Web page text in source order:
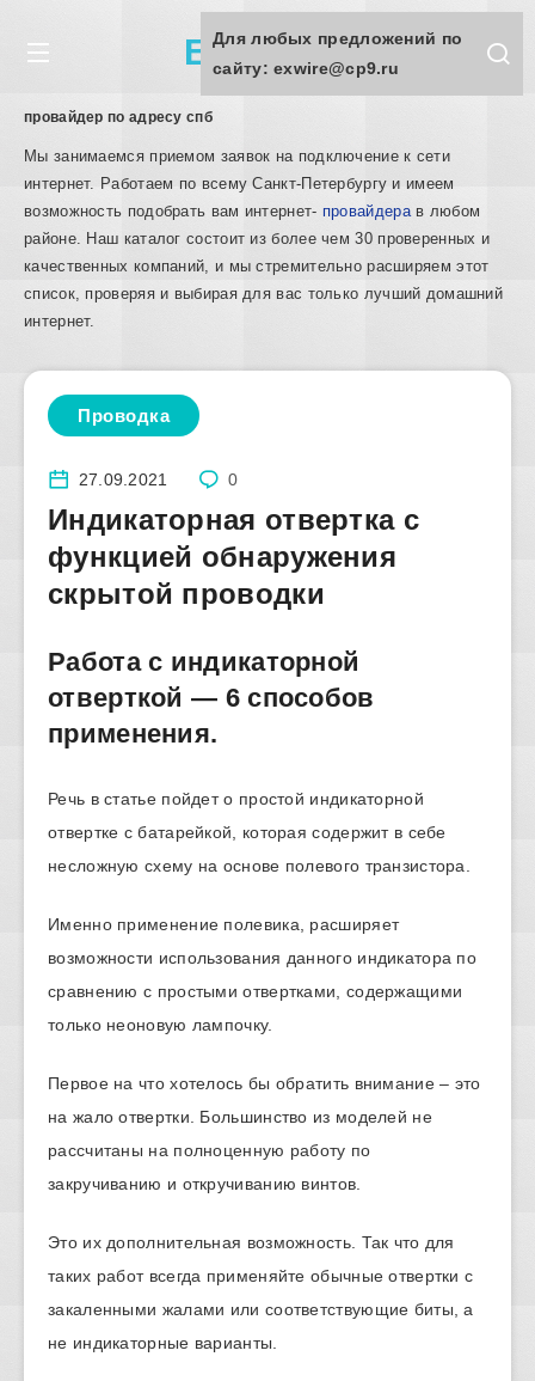
Exwire.ru
провайдер по адресу спб
Мы занимаемся приемом заявок на подключение к сети
интернет. Работаем по всему Санкт-Петербургу и имеем
возможность подобрать вам интернет- провайдерав любом
районе. Наш каталог состоит из более чем 30 проверенных и
качественных компаний, и мы стремительно расширяем этот
список, проверяя и выбирая для вас только лучший домашний
интернет.
Проводка
27.09.2021 0
Индикаторная отвертка с
функцией обнаружения
скрытой проводки
Работа с индикаторной
отверткой — 6 способов
применения.
Речь в статье пойдет о простой индикаторной
отвертке с батарейкой, которая содержит в себе
несложную схему на основе полевого транзистора.
Именно применение полевика, расширяет
возможности использования данного индикатора по
сравнению с простыми отвертками, содержащими
только неоновую лампочку.
Первое на что хотелось бы обратить внимание – это
на жало отвертки. Большинство из моделей не
рассчитаны на полноценную работу по
закручиванию и откручиванию винтов.
Это их дополнительная возможность. Так что для
таких работ всегда применяйте обычные отвертки с
закаленными жалами или соответствующие биты, а
не индикаторные варианты.
Для любых предложений по
сайту: exwire@cp9.ru